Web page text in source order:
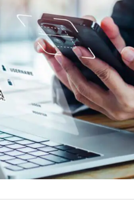
hacker e Malware: le ultime news